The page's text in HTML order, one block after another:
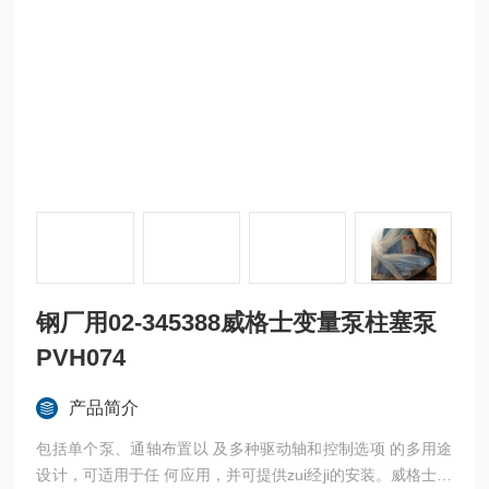
钢厂用02-345388威格士变量泵柱塞泵
PVH074
产品简介
包括单个泵、通轴布置以 及多种驱动轴和控制选项 的多用途
设计，可适用于任 何应用，并可提供zui经ji的安装。威格士变